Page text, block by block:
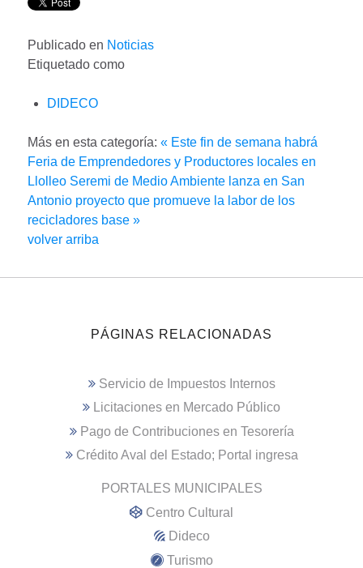
Publicado en Noticias
Etiquetado como
DIDECO
Más en esta categoría: « Este fin de semana habrá
Feria de Emprendedores y Productores locales en
Llolleo Seremi de Medio Ambiente lanza en San
Antonio proyecto que promueve la labor de los
recicladores base »
volver arriba
PÁGINAS RELACIONADAS
Servicio de Impuestos Internos
Licitaciones en Mercado Público
Pago de Contribuciones en Tesorería
Crédito Aval del Estado; Portal ingresa
PORTALES MUNICIPALES
Centro Cultural
Dideco
Turismo